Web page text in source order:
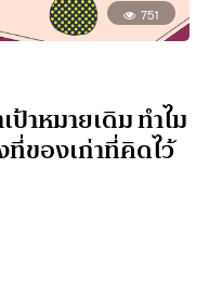
751
ป้าหมายเดิม ทำไม
ของเก่าที่คิดไว้